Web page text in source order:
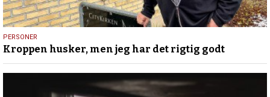
20.
februar
2025
PERSONER
Kroppen husker, men jeg har det rigtig godt